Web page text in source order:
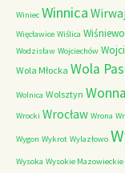
Winiec Winnica
Więcławice Wiślica Wiśniewo
Wodzisław Wojciechów
Wola Młocka Wola
Wolnica Wolsztyn Wonna
Wrocki Wrocław Wrona
Wygon Wykrot Wylazłowo
Wysoka Wysokie Mazowieckie